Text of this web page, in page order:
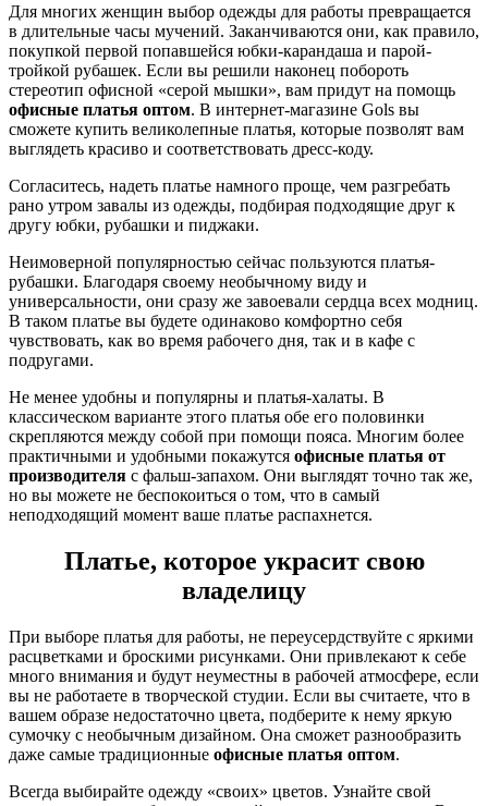
Для многих женщин выбор одежды для работы превращается
в длительные часы мучений. Заканчиваются они, как правило,
покупкой первой попавшейся юбки-карандаша и парой-
тройкой рубашек. Если вы решили наконец побороть
стереотип офисной «серой мышки», вам придут на помощь
офисные платья оптом. В интернет-магазине Gols вы
сможете купить великолепные платья, которые позволят вам
выглядеть красиво и соответствовать дресс-коду.
Согласитесь, надеть платье намного проще, чем разгребать
рано утром завалы из одежды, подбирая подходящие друг к
другу юбки, рубашки и пиджаки.
Неимоверной популярностью сейчас пользуются платья-
рубашки. Благодаря своему необычному виду и
универсальности, они сразу же завоевали сердца всех модниц.
В таком платье вы будете одинаково комфортно себя
чувствовать, как во время рабочего дня, так и в кафе с
подругами.
Не менее удобны и популярны и платья-халаты. В
классическом варианте этого платья обе его половинки
скрепляются между собой при помощи пояса. Многим более
практичными и удобными покажутся офисные платья от
производителя с фальш-запахом. Они выглядят точно так же,
но вы можете не беспокоиться о том, что в самый
неподходящий момент ваше платье распахнется.
Платье, которое украсит свою
владелицу
При выборе платья для работы, не переусердствуйте с яркими
расцветками и броскими рисунками. Они привлекают к себе
много внимания и будут неуместны в рабочей атмосфере, если
вы не работаете в творческой студии. Если вы считаете, что в
вашем образе недостаточно цвета, подберите к нему яркую
сумочку с необычным дизайном. Она сможет разнообразить
даже самые традиционные офисные платья оптом.
Всегда выбирайте одежду «своих» цветов. Узнайте свой